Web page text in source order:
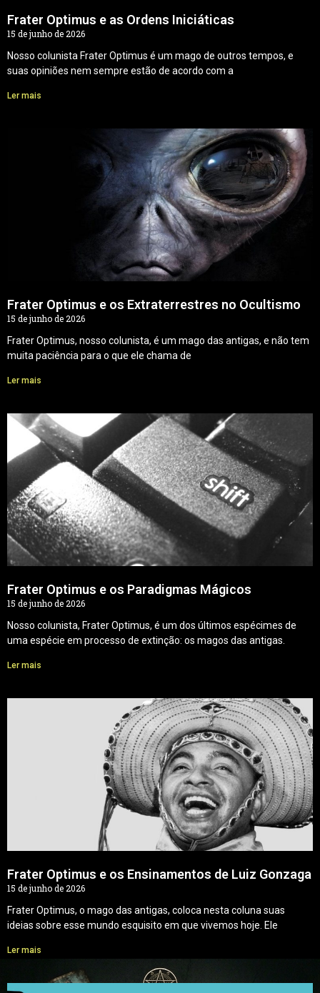
Frater Optimus e as Ordens Iniciáticas
15 de junho de 2026
Nosso colunista Frater Optimus é um mago de outros tempos, e
suas opiniões nem sempre estão de acordo com a
Ler mais
Frater Optimus e os Extraterrestres no Ocultismo
15 de junho de 2026
Frater Optimus, nosso colunista, é um mago das antigas, e não tem
muita paciência para o que ele chama de
Ler mais
Frater Optimus e os Paradigmas Mágicos
15 de junho de 2026
Nosso colunista, Frater Optimus, é um dos últimos espécimes de
uma espécie em processo de extinção: os magos das antigas.
Ler mais
Frater Optimus e os Ensinamentos de Luiz Gonzaga
15 de junho de 2026
Frater Optimus, o mago das antigas, coloca nesta coluna suas
ideias sobre esse mundo esquisito em que vivemos hoje. Ele
Ler mais